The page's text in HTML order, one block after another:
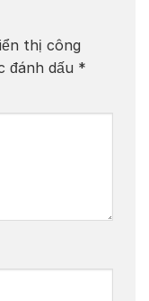
thị công
đánh dấu *